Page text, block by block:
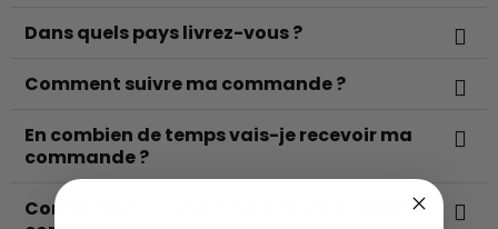
Dans quels pays livrez-vous ?
Comment suivre ma commande ?
En combien de temps vais-je recevoir ma
commande ?
Comment puis-je modifier ou annuler ma